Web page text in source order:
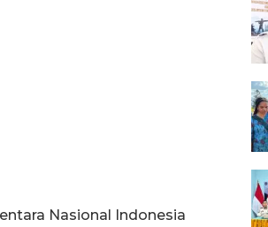
Nasional Indonesia